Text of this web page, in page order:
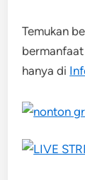
Temukan
hanya di